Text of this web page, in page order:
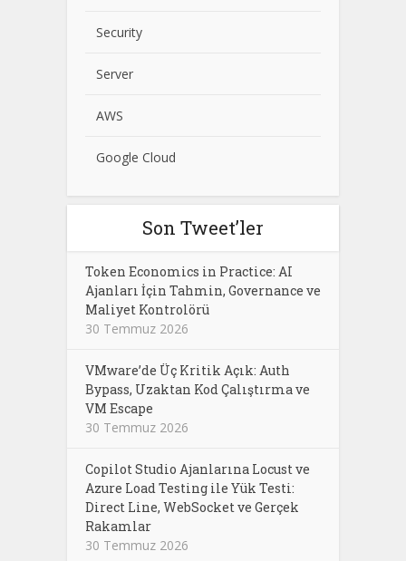
Security
Server
AWS
Google Cloud
Son Tweet’ler
Token Economics in Practice: AI
Ajanları İçin Tahmin, Governance ve
Maliyet Kontrolörü
30 Temmuz 2026
VMware’de Üç Kritik Açık: Auth
Bypass, Uzaktan Kod Çalıştırma ve
VM Escape
30 Temmuz 2026
Copilot Studio Ajanlarına Locust ve
Azure Load Testing ile Yük Testi:
Direct Line, WebSocket ve Gerçek
Rakamlar
30 Temmuz 2026